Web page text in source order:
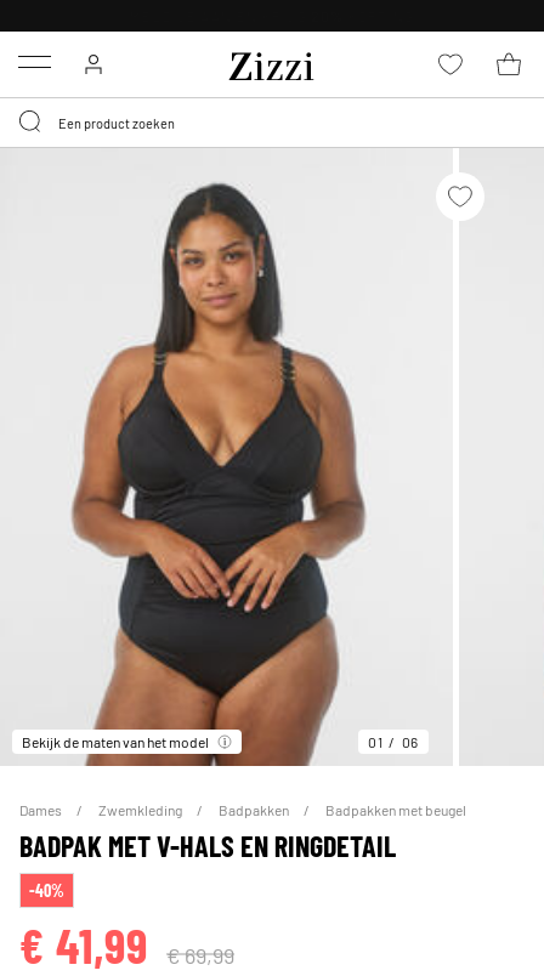
Menu
Bekijk de maten van het model 01 06
Dames Zwemkleding Badpakken Badpakken met beugel
BADPAK MET V-HALS EN RINGDETAIL
-40%
€ 41,99 € 69,99